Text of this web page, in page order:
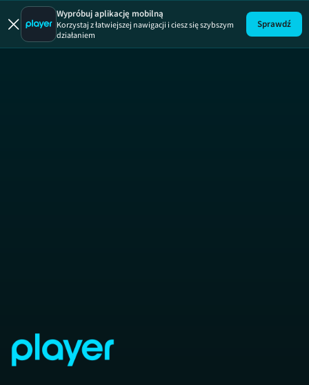
Wypróbuj aplikację mobilną
Korzystaj z łatwiejszej nawigacji i ciesz się szybszym
działaniem
Sprawdź